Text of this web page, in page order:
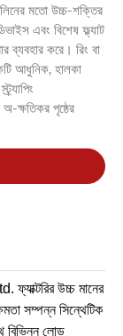
মতো উচ্চ-শক্তির
এবং বিশেষ ফ্ল্যাট
ব্যবহার করে। রিং বা
আধুনিক, হালকা
ক্ষতিকর পৃষ্ঠের
উচ্চ মানের
সম্পন্ন সিন্থেটিক
বিভিন্ন লোড